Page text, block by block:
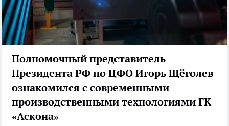
Полномочный представитель
Президента РФ по ЦФО Игорь Щёголев
ознакомился с современными
производственными технологиями ГК
«Аскона»